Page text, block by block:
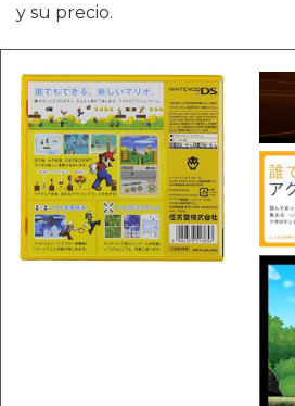
y su precio.